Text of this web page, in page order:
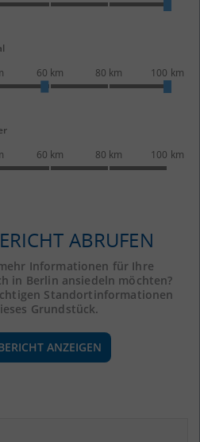
60 km 80 km 100 km
60 km 80 km 100 km
ABRUFEN
Informationen für Ihre
in Berlin ansiedeln möchten?
Standortinformationen
Grundstück.
STANDORTBERICHT ANZEIGEN